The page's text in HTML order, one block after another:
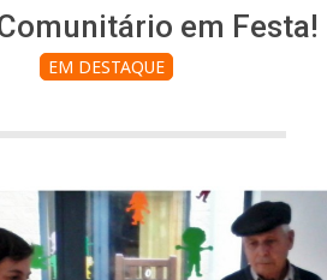
em Festa!
EM DESTAQUE